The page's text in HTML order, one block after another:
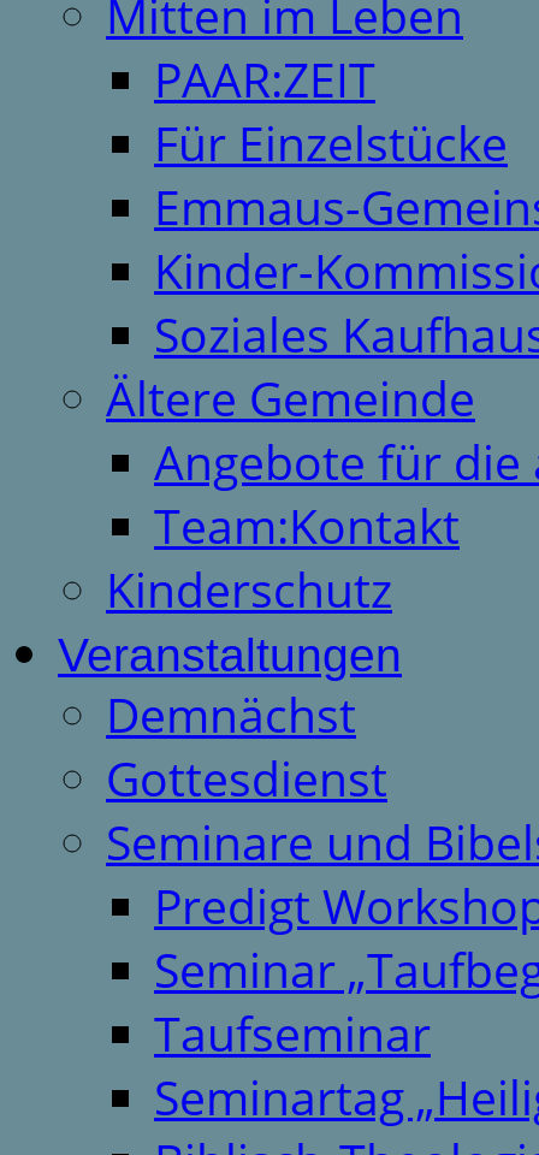
Mitten im Leben
PAAR:ZEIT
Für Einzelstücke
Emmaus-
Kinder-
Soziales
Ältere Gemeinde
Angebote für
Team:Kontakt
Kinderschutz
Veranstaltungen
Demnächst
Gottesdienst
Seminare und
Predigt
Seminar
Taufseminar
Seminartag